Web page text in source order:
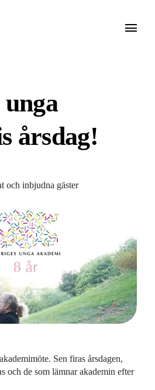
unga
årsdag!
och inbjudna gäster
Sen firas årsdagen,
och de som lämnar akademin efter